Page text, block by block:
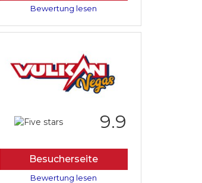
Bewertung lesen
9.9
Besucherseite
Bewertung lesen